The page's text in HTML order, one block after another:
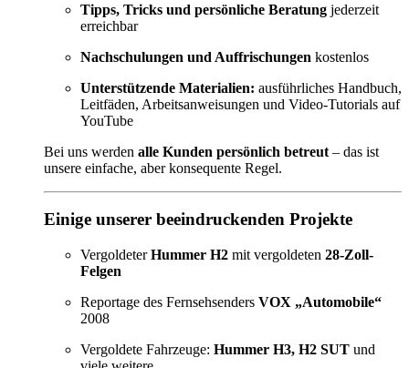
Tipps, Tricks und persönliche Beratung jederzeit
erreichbar
Nachschulungen und Auffrischungen kostenlos
Unterstützende Materialien: ausführliches Handbuch,
Leitfäden, Arbeitsanweisungen und Video-Tutorials auf
YouTube
Bei uns werden alle Kunden persönlich betreut – das ist
unsere einfache, aber konsequente Regel.
Einige unserer beeindruckenden Projekte
VergoldeterHummer H2 mit vergoldeten 28-Zoll-
Felgen
Reportage des Fernsehsenders VOX „Automobile“
2008
Vergoldete Fahrzeuge: Hummer H3, H2 SUT und